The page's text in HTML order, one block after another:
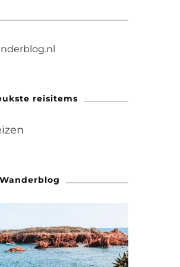
reisitems